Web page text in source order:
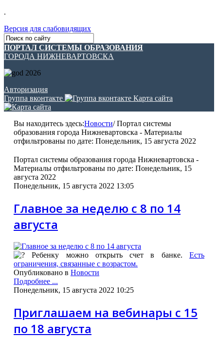
.
Версия для слабовидящих
ПОРТАЛ СИСТЕМЫ ОБРАЗОВАНИЯ
ГОРОДА НИЖНЕВАРТОВСКА
Авторизация
Группа вконтакте
Карта сайта
Вы находитесь здесь:Новости/Портал системы
образования города Нижневартовска - Материалы
отфильтрованы по дате: Понедельник, 15 августа 2022
Портал системы образования города Нижневартовска -
Материалы отфильтрованы по дате: Понедельник, 15
августа 2022
Понедельник, 15 августа 2022 13:05
Главное за неделю с 8 по 14
августа
Ребенку можно открыть счет в банке. Есть
ограничения, связанные с возрастом.
Опубликовано в Новости
Подробнее ...
Понедельник, 15 августа 2022 10:25
Приглашаем на вебинары с 15
по 18 августа